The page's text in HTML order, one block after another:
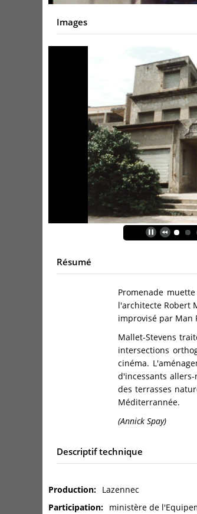
Images
Résumé
Promenade
l'architecte Robert
improvisé par Man
Mallet-Stevens
intersections
cinéma.
d'incessants
des terrasses
Méditerrannée.
(Annick Spay)
Descriptif technique
Production
Lazennec
Participation
ministère de